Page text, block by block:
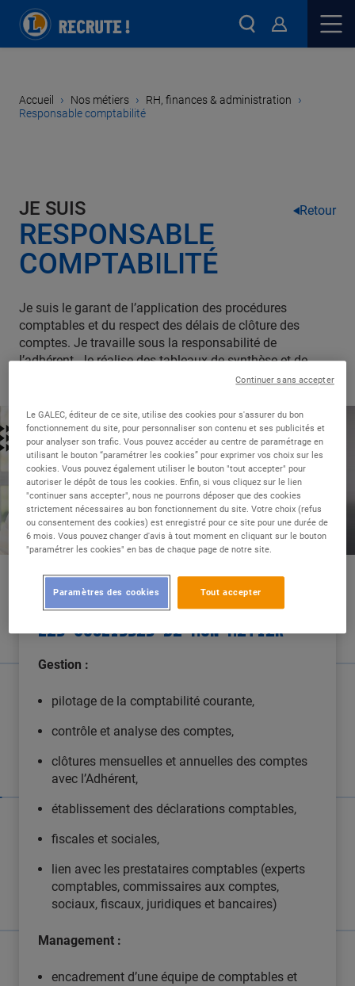
Accueil › Nos métiers › RH, finances & administration ›
Responsable comptabilité
JE SUIS
RESPONSABLE
COMPTABILITÉ
Retour
Je suis le garant de l’application des procédures
comptables et du respect des délais de clôture des
comptes. Je travaille sous la responsabilité de
l’adhérent. Je réalise des tableaux de synthèse et de
reporting qui permettent le pilotage stratégique.
LES COULISSES DE MON MÉTIER
Gestion :
pilotage de la comptabilité courante,
contrôle et analyse des comptes,
clôtures mensuelles et annuelles des comptes
avec l’Adhérent,
établissement des déclarations comptables,
fiscales et sociales,
lien avec les prestataires comptables (experts
comptables, commissaires aux comptes,
sociaux, fiscaux, juridiques et bancaires)
Management :
encadrement d’une équipe de comptables et
Le GALEC, éditeur de ce site, utilise des cookies pour s'assurer du bon
fonctionnement du site, pour personnaliser son contenu et ses publicités et
pour analyser son trafic. Vous pouvez accéder au centre de paramétrage en
utilisant le bouton “paramétrer les cookies” pour exprimer vos choix sur les
cookies. Vous pouvez également utiliser le bouton "tout accepter" pour
autoriser le dépôt de tous les cookies. Enfin, si vous cliquez sur le lien
"continuer sans accepter", nous ne pourrons déposer que des cookies
strictement nécessaires au bon fonctionnement du site. Votre choix (refus
ou consentement des cookies) est enregistré pour ce site pour une durée de
6 mois. Vous pouvez changer d'avis à tout moment en cliquant sur le bouton
"paramétrer les cookies" en bas de chaque page de notre site.
Tout accepter
Paramètres des cookies
Continuer sans accepter